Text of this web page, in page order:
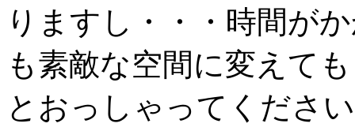
りますし・・・時間が
も素敵な空間に変えて
とおっしゃってくださ